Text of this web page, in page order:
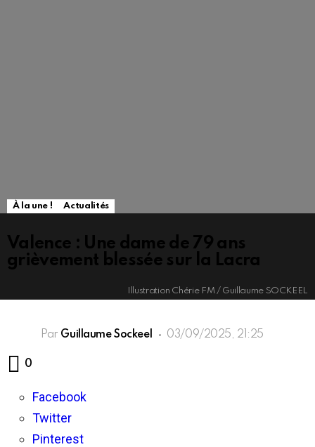
À la une ! Actualités
Valence : Une dame de 79 ans
grièvement blessée sur la Lacra
Illustration Chérie FM / Guillaume SOCKEEL
Par Guillaume Sockeel 03/09/2025, 21:25
0
Facebook
Twitter
Pinterest